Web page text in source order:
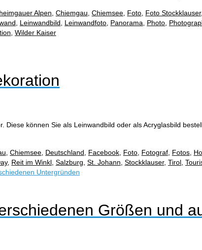
Alpen Chiemgau Chiemsee Foto Foto Stockklauser,
Leinwandbild Leinwandfoto Panorama Photo
Wilder Kaiser
können Sie als Leinwandbild oder als Acryglasbild
, Chiemsee, Deutschland, Facebook, Foto, Fotograf, Fotos,
, Reit im Winkl, Salzburg, St. Johann, Stockklauser, Tirol,
Größen und